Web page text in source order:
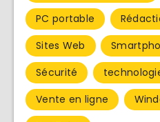
PC portable
Sites Web
Sécurité
Vente en ligne